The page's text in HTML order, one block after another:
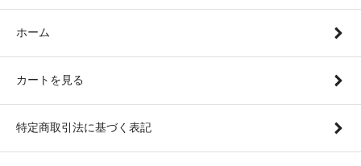
ホーム
カートを見る
特定商取引法に基づく表記